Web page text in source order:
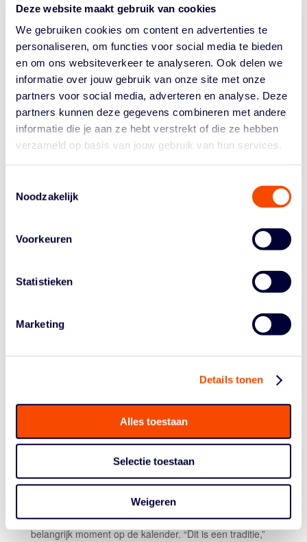
Deze website maakt gebruik van cookies
We gebruiken cookies om content en advertenties te
personaliseren, om functies voor social media te bieden
en om ons websiteverkeer te analyseren. Ook delen we
informatie over jouw gebruik van onze site met onze
partners voor social media, adverteren en analyse. Deze
partners kunnen deze gegevens combineren met andere
informatie die je aan ze hebt verstrekt of die ze hebben
verzameld op basis van jouw gebruik van hun services.
Noodzakelijk
Voorkeuren
Statistieken
Marketing
Details tonen
Alles toestaan
Selectie toestaan
Weigeren
basketballers, met een minuut stilte voor onder anderen
naamgever Randy Wiel. Tegelijk was er ruimte voor
plezier, verhalen en spektakel, zoals bij de
driepunterwedstrijd. De sfeer trok meer dan 150
basketballiefhebbers naar de hal.
Bob van Oosterhout, die het evenement al drie jaar
volgt, ziet dat het initiatief nu al is uitgegroeid tot een
belangrijk moment op de kalender. “Dit is een traditie,”